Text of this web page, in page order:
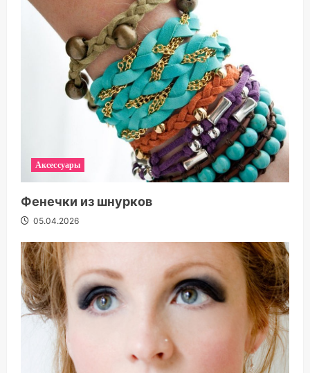
Аксессуары
Фенечки из шнурков
05.04.2026